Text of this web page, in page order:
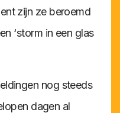
zijn ze beroemd
‘storm in een glas
nog steeds
dagen al